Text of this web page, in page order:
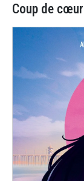
Coup de